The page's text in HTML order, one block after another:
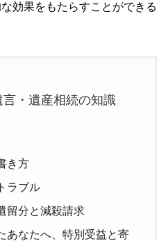
効果をもたらすことができる
・遺産相続の知識
き方
ラブル
留分と減殺請求
あなたへ、特別受益と寄